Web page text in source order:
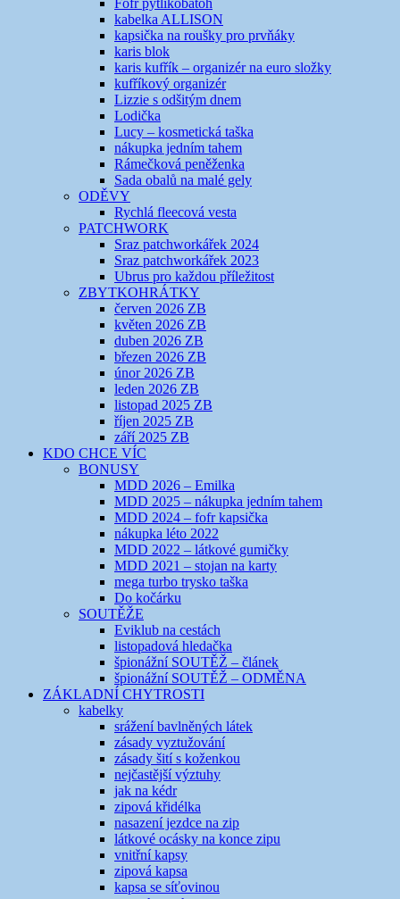
Fofr pytlíkobatoh
kabelka ALLISON
kapsička na roušky pro prvňáky
karis blok
karis kufřík – organizér na euro složky
kufříkový organizér
Lizzie s odšitým dnem
Lodička
Lucy – kosmetická taška
nákupka jedním tahem
Rámečková peněženka
Sada obalů na malé gely
ODĚVY
Rychlá fleecová vesta
PATCHWORK
Sraz patchworkářek 2024
Sraz patchworkářek 2023
Ubrus pro každou příležitost
ZBYTKOHRÁTKY
červen 2026 ZB
květen 2026 ZB
duben 2026 ZB
březen 2026 ZB
únor 2026 ZB
leden 2026 ZB
listopad 2025 ZB
říjen 2025 ZB
září 2025 ZB
KDO CHCE VÍC
BONUSY
MDD 2026 – Emilka
MDD 2025 – nákupka jedním tahem
MDD 2024 – fofr kapsička
nákupka léto 2022
MDD 2022 – látkové gumičky
MDD 2021 – stojan na karty
mega turbo trysko taška
Do kočárku
SOUTĚŽE
Eviklub na cestách
listopadová hledačka
špionážní SOUTĚŽ – článek
špionážní SOUTĚŽ – ODMĚNA
ZÁKLADNÍ CHYTROSTI
kabelky
srážení bavlněných látek
zásady vyztužování
zásady šití s koženkou
nejčastější výztuhy
jak na kédr
zipová křidélka
nasazení jezdce na zip
látkové ocásky na konce zipu
vnitřní kapsy
zipová kapsa
kapsa se síťovinou